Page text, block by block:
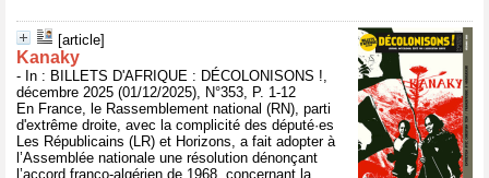
[article]
Kanaky
- In : BILLETS D'AFRIQUE : DÉCOLONISONS !,
décembre 2025 (01/12/2025), N°353, P. 1-12
En France, le Rassemblement national (RN), parti
d'extrême droite, avec la complicité des député·es
Les Républicains (LR) et Horizons, a fait adopter à
l’Assemblée nationale une résolution dénonçant
l’accord franco-algérien de 1968, concernant la